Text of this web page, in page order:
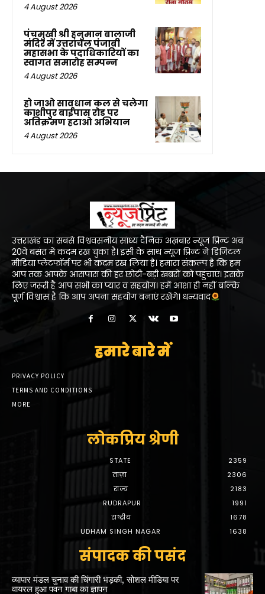
4 August 2026
पंचमुखी श्री हनुमान बालाजी
मंदिर में उत्तरांचल पंजाबी
महासभा के पदाधिकारियों का
स्वागत समारोह सम्पन्न
4 August 2026
हो जाओ सावधान कल से चलेगा
काशीपुर बाईपास रोड पर
अतिक्रमण हटाओ अभियान
4 August 2026
उत्तराखंड का सबसे विश्ववसनीय सांध्य दैनिक अख़बार न्यूज प्रिन्ट अब
20वें बसंत में कदम रख चुका है। इसी के साथ न्यूज प्रिन्ट ने डिजिटल
मीडिया प्लेटफॉर्म पर भी कदम रख लिया है। हमारा संकल्प है कि हम
आप तक आपके आसपास की हर छोटी-बड़ी खबरों को पहुंचाएं। इसके
लिए जरूरी है आप सभी का प्यार व सहयोग। हमें आशा ही नहीं बल्कि
पूर्ण विश्वास है कि आप अपना सहयोग बनाएं रखेंगे। धन्यवाद
हमारे बारे में
PRIVACY POLICY
TERMS AND CONDITIONS
MORE
लोकप्रिय श्रेणी
STATE
2359
ताज़ा
2306
राज्य
2183
RUDRAPUR
1991
राष्ट्रीय
1678
UDHAM SINGH NAGAR
1638
संपादक की पसंद
व्यापार मंडल चुनाव की चिंगारी भड़की, सोशल मीडिया पर
वायरल हुआ पवन गाबा का ज्ञापन